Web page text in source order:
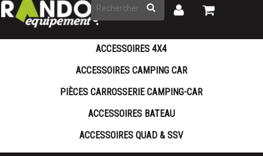
Rechercher
Mon
Mon
ACCESSOIRES 4X4
ACCESSOIRES CAMPING CAR
PIÈCES CARROSSERIE CAMPING-CAR
ACCESSOIRES BATEAU
ACCESSOIRES QUAD & SSV